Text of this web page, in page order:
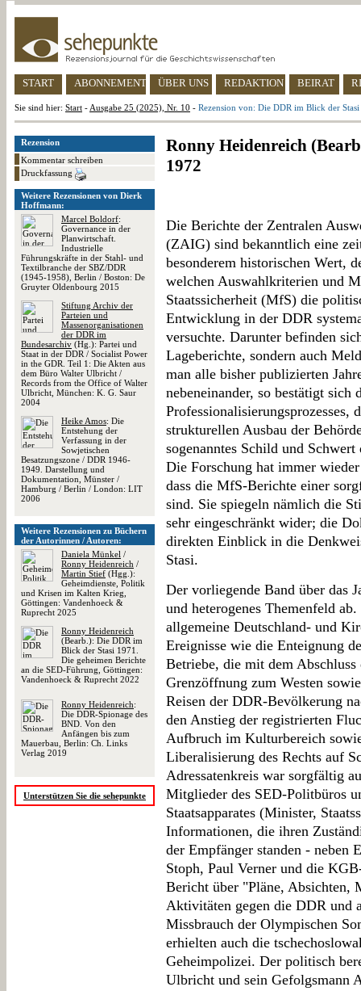
START ABONNEMENT ÜBER UNS REDAKTION BEIRAT
Sie sind hier: Start - Ausgabe 25 (2025), Nr. 10 - Rezension von: Die DDR im Blick der
Rezension
Kommentar schreiben
Druckfassung
Weitere Rezensionen von Dierk
Hoffmann:
Marcel Boldorf:
Governance in der
Planwirtschaft.
Industrielle
Führungskräfte in der Stahl- und
Textilbranche der SBZ/DDR
(1945-1958), Berlin / Boston: De
Gruyter Oldenbourg 2015
Stiftung Archiv der
Parteien und
Massenorganisationen
der DDR im
Bundesarchiv (Hg.): Partei und
Staat in der DDR / Socialist Power
in the GDR. Teil 1: Die Akten aus
dem Büro Walter Ulbricht /
Records from the Office of Walter
Ulbricht, München: K. G. Saur
2004
Heike Amos: Die
Entstehung der
Verfassung in der
Sowjetischen
Besatzungszone / DDR 1946-
1949. Darstellung und
Dokumentation, Münster /
Hamburg / Berlin / London: LIT
2006
Weitere Rezensionen zu Büchern
der Autorinnen / Autoren:
Daniela Münkel /
Ronny Heidenreich /
Martin Stief (Hgg.):
Geheimdienste, Politik
und Krisen im Kalten Krieg,
Göttingen: Vandenhoeck &
Ruprecht 2025
Ronny Heidenreich
(Bearb.): Die DDR im
Blick der Stasi 1971.
Die geheimen Berichte
an die SED-Führung, Göttingen:
Vandenhoeck & Ruprecht 2022
Ronny Heidenreich:
Die DDR-Spionage des
BND. Von den
Anfängen bis zum
Mauerbau, Berlin: Ch. Links
Verlag 2019
Unterstützen Sie die sehepunkte
Ronny Heidenreich
1972
Die Berichte der Zentralen
(ZAIG) sind bekanntlich eine
besonderem historischen Wert,
welchen Auswahlkriterien und
Staatssicherheit (MfS) die
Entwicklung in der DDR
versuchte. Darunter befinden
Lageberichte, sondern auch
man alle bisher publizierten
nebeneinander, so bestätigt sich
Professionalisierungsprozesses,
strukturellen Ausbau der
sogenanntes Schild und
Die Forschung hat immer
dass die MfS-Berichte einer
sind. Sie spiegeln nämlich die
sehr eingeschränkt wider; die
direkten Einblick in die
Stasi.
Der vorliegende Band über das
und heterogenes Themenfeld
allgemeine Deutschland- und
Ereignisse wie die Enteignung
Betriebe, die mit dem Abschluss
Grenzöffnung zum Westen
Reisen der DDR-Bevölkerung
den Anstieg der registrierten
Aufbruch im Kulturbereich
Liberalisierung des Rechts auf
Adressatenkreis war sorgfältig
Mitglieder des SED-Politbüros
Staatsapparates (Minister,
Informationen, die ihren
der Empfänger standen -
Stoph, Paul Verner und die
Bericht über "Pläne, Absichten,
Aktivitäten gegen die DDR und
Missbrauch der Olympischen
erhielten auch die
Geheimpolizei. Der politisch
Ulbricht und sein Gefolgsmann